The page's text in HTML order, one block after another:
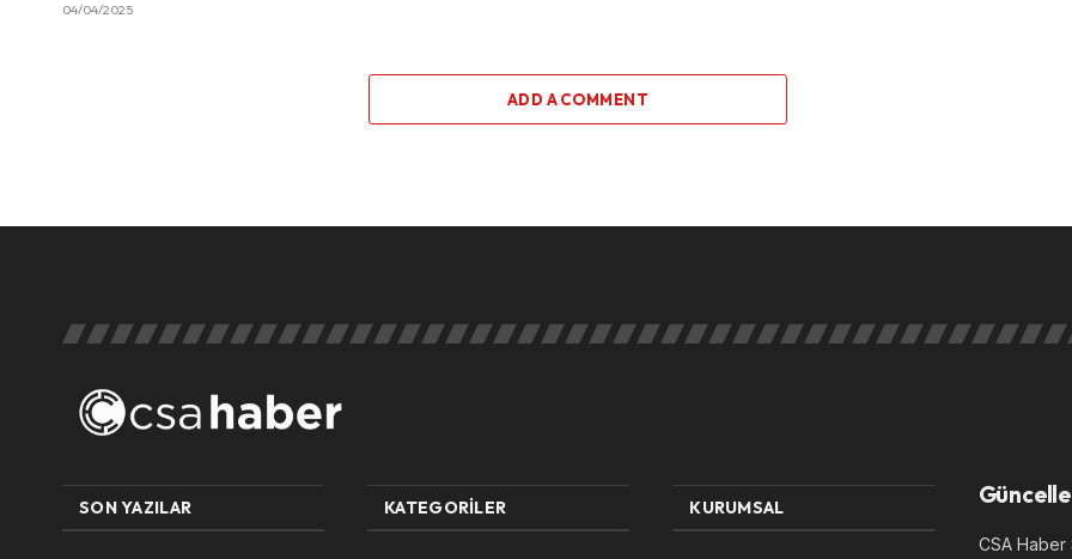
04/04/2025
ADD A COMMENT
SON YAZILAR KATEGORILER KURUMSAL
CSA